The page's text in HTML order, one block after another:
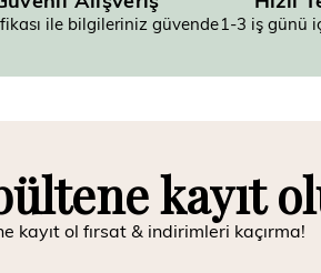
ile bilgileriniz güvende1-3 iş günü
kayıt
kayıt ol fırsat & indirimleri kaçırma!